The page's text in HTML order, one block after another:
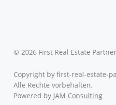
© 2026 First Real Estate
Copyright by first-real-estate-
Alle Rechte vorbehalten.
Powered by JAM Consulting